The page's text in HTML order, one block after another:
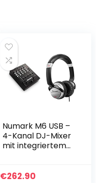
Numark M6 USB –
4-Kanal DJ-Mixer
mit integriertem
Mikrofoneingang
€262.90